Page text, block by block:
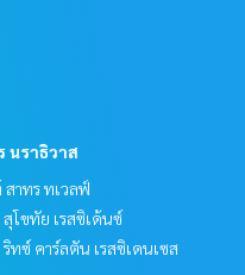
นราธิวาส
สาทร ทเวลฟ์
สุโขทัย เรสซิเด้นซ์
ริทซ์ คาร์ลตัน เรสซิเดนเซส